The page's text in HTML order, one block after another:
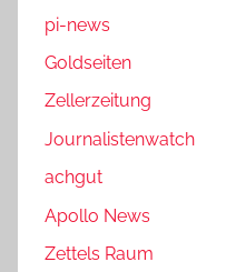
pi-news
Goldseiten
Zellerzeitung
Journalistenwatch
achgut
Apollo News
Zettels Raum